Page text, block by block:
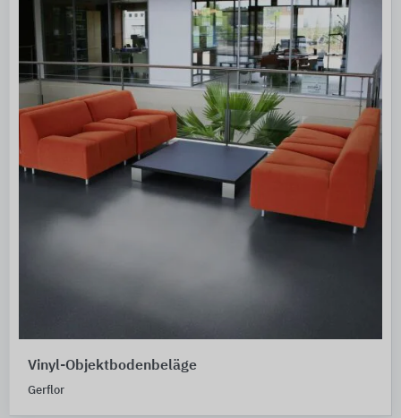
Vinyl-Objektbodenbeläge
Gerflor